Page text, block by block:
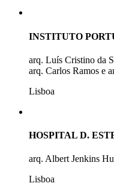
INSTITUTO
arq. Luís Cristino da
arq. Carlos Ramos e
Lisboa
HOSPITAL D.
arq. Albert Jenkins
Lisboa